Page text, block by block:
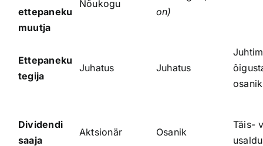
ettepaneku
muutja
Nõukogu
on)
Ettepaneku
tegija
Juhatus Juhatus
Dividendi
saaja
Aktsionär Osanik
Täis-